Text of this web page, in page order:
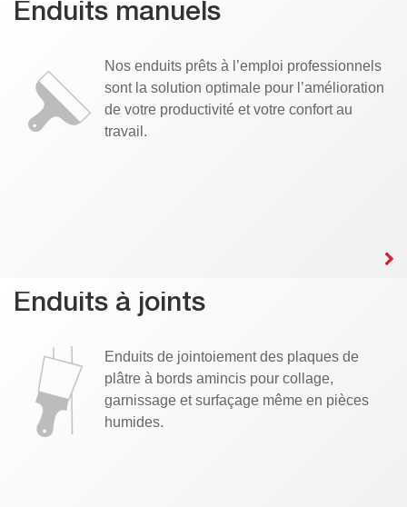
Enduits manuels
Nos enduits prêts à l’emploi professionnels
sont la solution optimale pour l’amélioration
de votre productivité et votre confort au
travail.
Enduits à joints
Enduits de jointoiement des plaques de
plâtre à bords amincis pour collage,
garnissage et surfaçage même en pièces
humides.